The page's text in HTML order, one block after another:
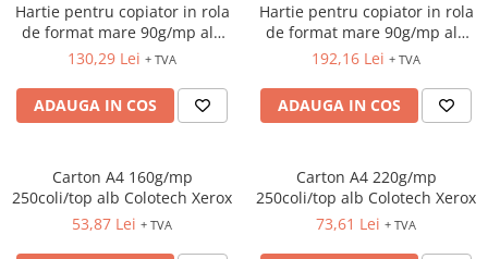
TEHNICA DE BIROU
Hartie pentru copiator in rola
de format mare 90g/mp alb
mat HP Bright White C6035A
130,29 Lei + TVA
ADAUGA IN COS
Hartie pentru copiator in rola
de format mare 90g/mp alb
mat HP Bright White C6036A
192,16 Lei + TVA
ADAUGA IN COS
Carton A4 160g/mp
250coli/top alb Colotech Xerox
53,87 Lei + TVA
Carton A4 220g/mp
250coli/top alb Colotech Xerox
73,61 Lei + TVA